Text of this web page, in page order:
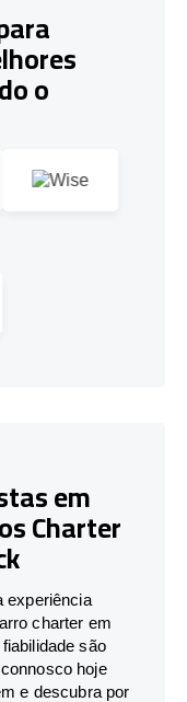
o
em
Charter
experiência
charter em
são
hoje
e descubra por